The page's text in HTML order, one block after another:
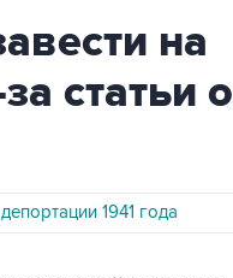
на
статьи о
1941 года